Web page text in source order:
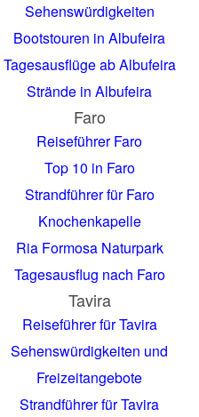
Sehenswürdigkeiten
Bootstouren in Albufeira
Tagesausflüge ab Albufeira
Strände in Albufeira
Faro
Reiseführer Faro
Top 10 in Faro
Strandführer für Faro
Knochenkapelle
Ria Formosa Naturpark
Tagesausflug nach Faro
Tavira
Reiseführer für Tavira
Sehenswürdigkeiten und
Freizeitangebote
Strandführer für Tavira